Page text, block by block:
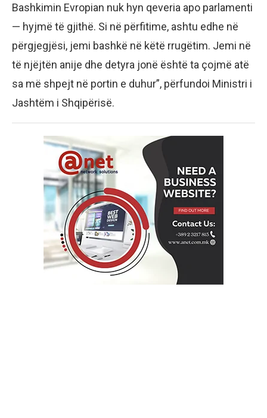
Bashkimin Evropian nuk hyn qeveria apo parlamenti
— hyjmë të gjithë. Si në përfitime, ashtu edhe në
përgjegjësi, jemi bashkë në këtë rrugëtim. Jemi në
të njëjtën anije dhe detyra jonë është ta çojmë atë
sa më shpejt në portin e duhur”, përfundoi Ministri i
Jashtëm i Shqipërisë.